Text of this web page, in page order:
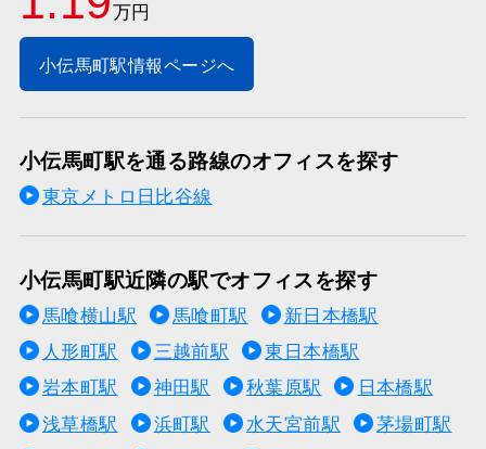
万円
小伝馬町駅情報ページへ
小伝馬町駅を通る路線のオフィスを探す
東京メトロ日比谷線
小伝馬町駅近隣の駅でオフィスを探す
馬喰横山駅 馬喰町駅
新日本橋駅
人形町駅
三越前駅
東日本橋駅
岩本町駅
神田駅 秋葉原駅
日本橋駅
浅草橋駅
浜町駅 水天宮前駅
茅場町駅